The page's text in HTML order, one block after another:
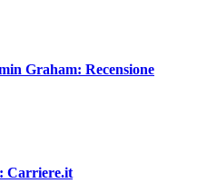
Graham: Recensione
Carriere.it